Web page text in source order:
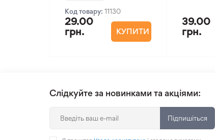
Код товару: 11130
29.00
грн.
КУПИТИ
39.00
грн.
Слідкуйте за новинками та акціями:
Підпишіться